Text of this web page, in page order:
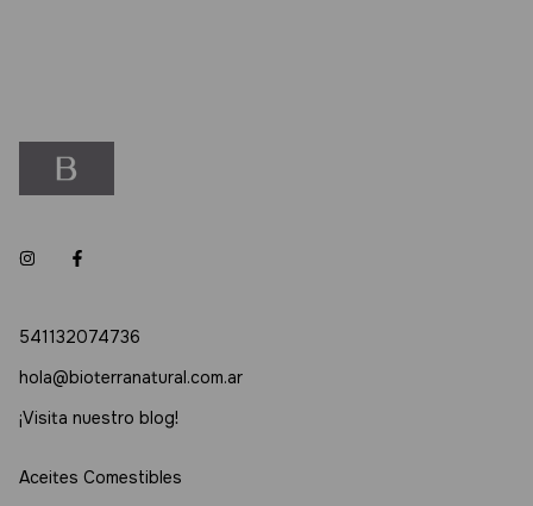
541132074736
hola@bioterranatural.com.ar
¡Visita nuestro blog!
Aceites Comestibles